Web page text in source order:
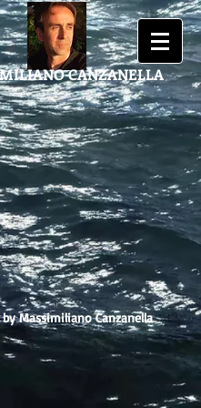
CANZANELLA
Massimiliano Canzanella